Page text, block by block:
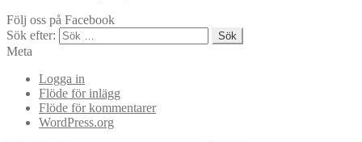
Följ oss på Facebook
Sök efter:
Meta
Logga in
Flöde för inlägg
Flöde för kommentarer
WordPress.org